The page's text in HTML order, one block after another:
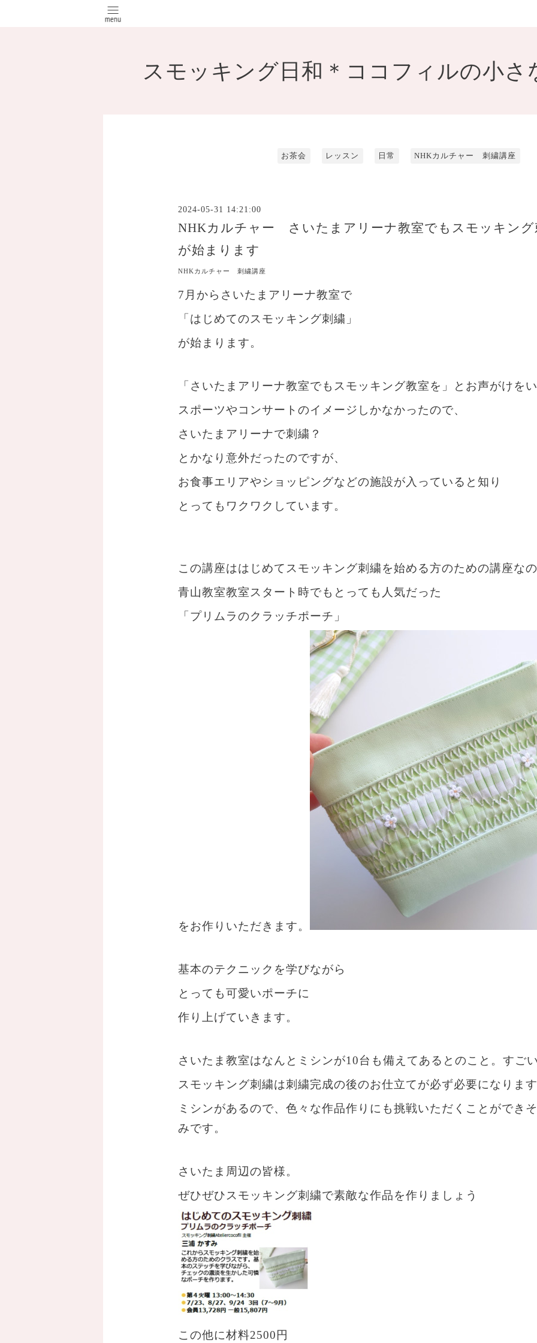
スモッキング日和＊ココフィルの小さ
お茶会 レッスン 日常 NHKカルチャー 刺繍講座
2024-05-31 14:21:00
NHKカルチャー さいたまアリーナ教室でもスモッキング
が始まります
NHKカルチャー 刺繍講座
7月からさいたまアリーナ教室で
「はじめてのスモッキング刺繍」
が始まります。
「さいたまアリーナ教室でもスモッキング教室を」とお声がけを
スポーツやコンサートのイメージしかなかったので、
さいたまアリーナで刺繍？
とかなり意外だったのですが、
お食事エリアやショッピングなどの施設が入っていると知り
とってもワクワクしています。
この講座ははじめてスモッキング刺繍を始める方のための講座な
青山教室教室スタート時でもとっても人気だった
「プリムラのクラッチポーチ」
をお作りいただきます。
基本のテクニックを学びながら
とっても可愛いポーチに
作り上げていきます。
さいたま教室はなんとミシンが10台も備えてあるとのこと。すご
スモッキング刺繍は刺繍完成の後のお仕立てが必ず必要になりま
ミシンがあるので、色々な作品作りにも挑戦いただくことができ
みです。
さいたま周辺の皆様。
ぜひぜひスモッキング刺繍で素敵な作品を作りましょう
この他に材料2500円